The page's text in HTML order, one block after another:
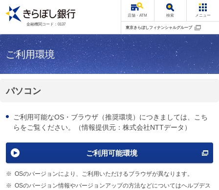
金融機関コード：0137
店舗・ATM 検索 メニュー
東京きらぼしフィナンシャルグループ
ご利用環境
パソコン
ご利用可能なOS・ブラウザ（推奨環境）につきましては、こち
らをご覧ください。（情報提供元：株式会社NTTデータ）
ご利用可能環境
※ OSのバージョンにより、ご利用いただけるブラウザが異なります。
※ OSのバージョン情報やバージョンアップの方法などについてはヘルプデス